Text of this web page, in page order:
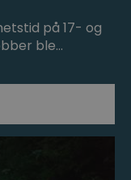
på 17- og
ble…